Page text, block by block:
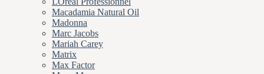
Macadamia Natural Oil
Madonna
Marc Jacobs
Mariah Carey
Matrix
Max Factor